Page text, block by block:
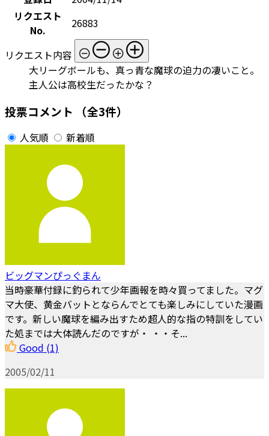
リクエスト
No.
26883
リクエスト内容
大リーグボールも、真っ青な魔球の迫力の凄いこと。
主人公は高校生だったかな？
投票コメント （全3件）
人気順 新着順
ビッグマンぴっぐまん
当時豪華付録に釣られて少年画報を時々買ってました。マグ
マ大使、黄金バットとならんでとても楽しみにしていた漫画
です。新しい魔球を編み出すため超人的な指の特訓をしてい
た処までは大体読んだのですが・ ・・そ...
Good (1)
2005/02/11